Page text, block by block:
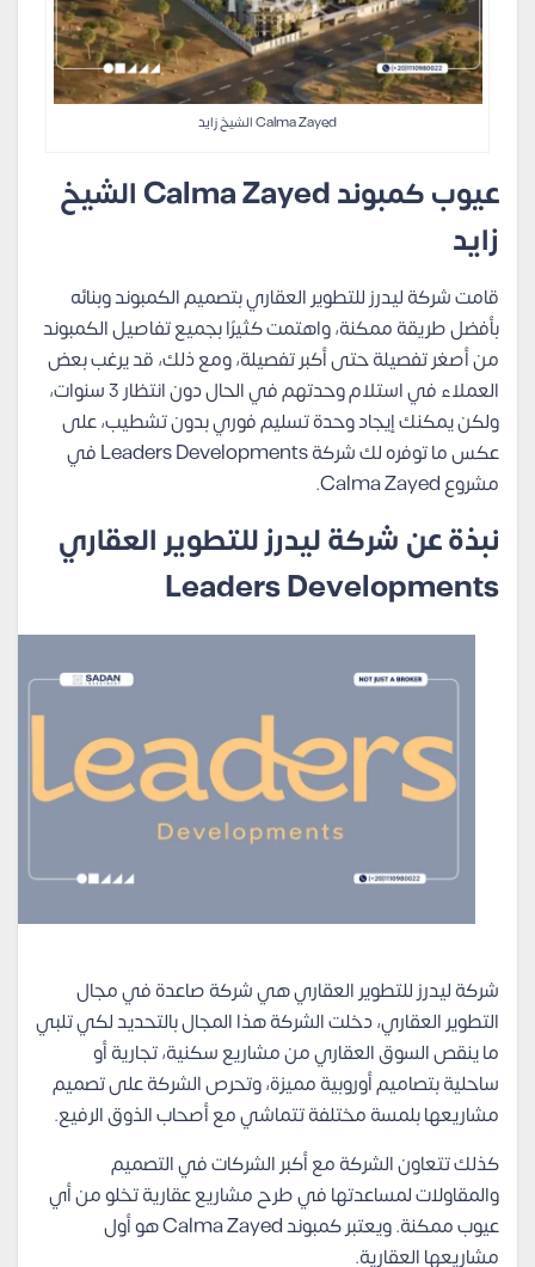
Calma Zayed الشيخ زايد
عيوب كمبوند Calma Zayed الشيخ
زايد
قامت شركة ليدرز للتطوير العقاري بتصميم الكمبوند وبنائه
بأفضل طريقة ممكنة، واهتمت كثيرًا بجميع تفاصيل الكمبوند
من أصغر تفصيلة حتى أكبر تفصيلة، ومع ذلك، قد يرغب بعض
العملاء في استلام وحدتهم في الحال دون انتظار 3 سنوات،
ولكن يمكنك إيجاد وحدة تسليم فوري بدون تشطيب، على
عكس ما توفره لك شركة Leaders Developments في
مشروع Calma Zayed.
نبذة عن شركة ليدرز للتطوير العقاري
Leaders Developments
شركة ليدرز للتطوير العقاري هي شركة صاعدة في مجال
التطوير العقاري، دخلت الشركة هذا المجال بالتحديد لكي تلبي
ما ينقص السوق العقاري من مشاريع سكنية، تجارية أو
ساحلية بتصاميم أوروبية مميزة، وتحرص الشركة على تصميم
مشاريعها بلمسة مختلفة تتماشي مع أصحاب الذوق الرفيع.
كذلك تتعاون الشركة مع أكبر الشركات في التصميم
والمقاولات لمساعدتها في طرح مشاريع عقارية تخلو من أي
عيوب ممكنة. ويعتبر كمبوند Calma Zayed هو أول
مشاريعها العقارية.